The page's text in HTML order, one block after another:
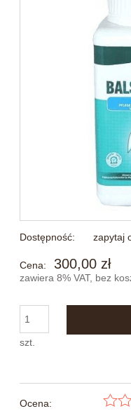
Dostępność: zapytaj
Cena: 300,00 zł
zawiera 8% VAT, bez
szt.
Ocena: